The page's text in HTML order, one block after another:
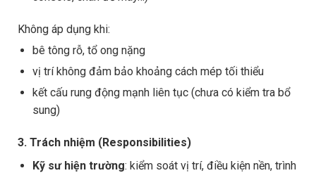
Không áp dụng khi:
bê tông rỗ, tổ ong nặng
vị trí không đảm bảo khoảng cách mép tối thiểu
kết cấu rung động mạnh liên tục (chưa có kiểm tra bổ
sung)
3. Trách nhiệm (Responsibilities)
Kỹ sư hiện trường: kiểm soát vị trí, điều kiện nền, trình